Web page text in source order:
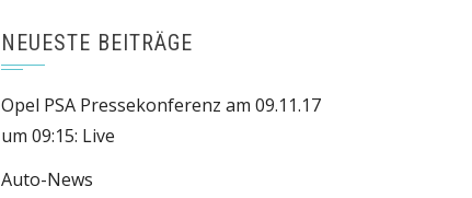
NEUESTE BEITRÄGE
Opel PSA Pressekonferenz am 09.11.17
um 09:15: Live
Auto-News